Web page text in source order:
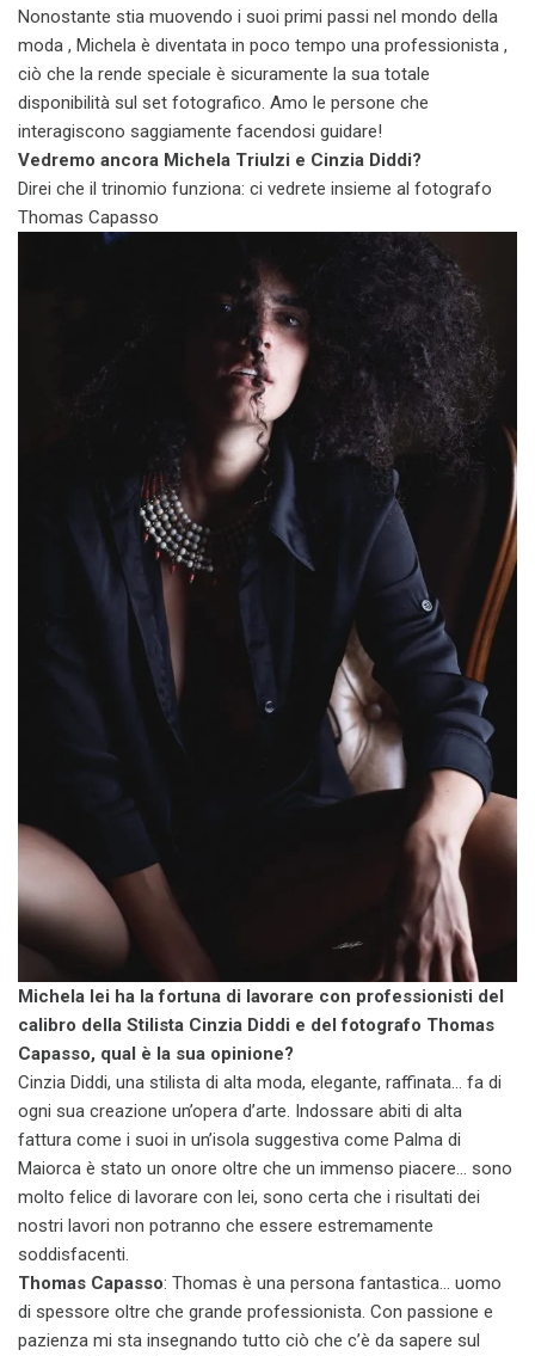
Nonostante stia muovendo i suoi primi passi nel mondo della
moda , Michela è diventata in poco tempo una professionista ,
ciò che la rende speciale è sicuramente la sua totale
disponibilità sul set fotografico. Amo le persone che
interagiscono saggiamente facendosi guidare!
Vedremo ancora Michela Triulzi e Cinzia Diddi?
Direi che il trinomio funziona: ci vedrete insieme al fotografo
Thomas Capasso
Michela lei ha la fortuna di lavorare con professionisti del
calibro della Stilista Cinzia Diddi e del fotografo Thomas
Capasso, qual è la sua opinione?
Cinzia Diddi, una stilista di alta moda, elegante, raffinata… fa di
ogni sua creazione un’opera d’arte. Indossare abiti di alta
fattura come i suoi in un’isola suggestiva come Palma di
Maiorca è stato un onore oltre che un immenso piacere… sono
molto felice di lavorare con lei, sono certa che i risultati dei
nostri lavori non potranno che essere estremamente
soddisfacenti.
Thomas Capasso: Thomas è una persona fantastica… uomo
di spessore oltre che grande professionista. Con passione e
pazienza mi sta insegnando tutto ciò che c’è da sapere sul